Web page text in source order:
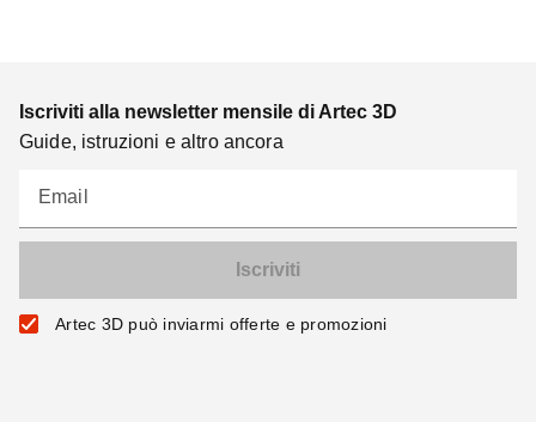
Iscriviti alla newsletter mensile di Artec 3D
Guide, istruzioni e altro ancora
Email
Artec 3D può inviarmi offerte e promozioni